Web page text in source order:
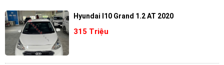
Hyundai I10 Grand 1.2 AT 2020
315 Triệu